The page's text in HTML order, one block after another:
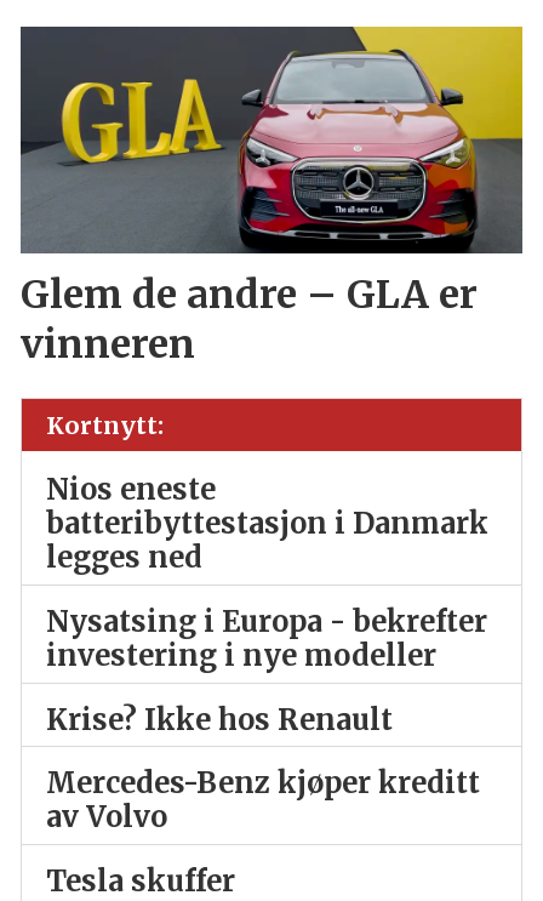
Glem de andre – GLA er
vinneren
Kortnytt:
Nios eneste
batteribyttestasjon i Danmark
legges ned
Nysatsing i Europa - bekrefter
investering i nye modeller
Krise? Ikke hos Renault
Mercedes-Benz kjøper kreditt
av Volvo
Tesla skuffer